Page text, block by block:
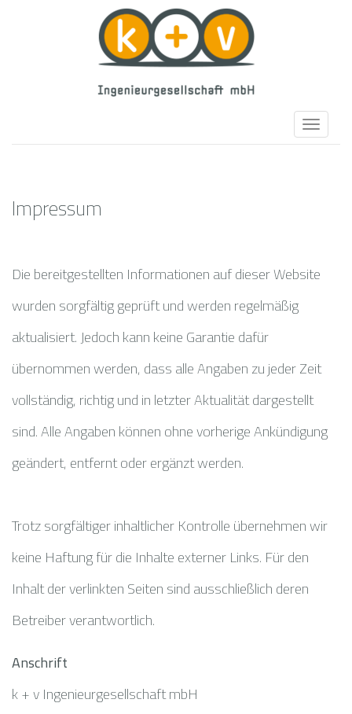
Toggle
Impressum
Die bereitgestellten Informationen auf dieser Website
wurden sorgfältig geprüft und werden regelmäßig
aktualisiert. Jedoch kann keine Garantie dafür
übernommen werden, dass alle Angaben zu jeder Zeit
vollständig, richtig und in letzter Aktualität dargestellt
sind. Alle Angaben können ohne vorherige Ankündigung
geändert, entfernt oder ergänzt werden.
Trotz sorgfältiger inhaltlicher Kontrolle übernehmen wir
keine Haftung für die Inhalte externer Links. Für den
Inhalt der verlinkten Seiten sind ausschließlich deren
Betreiber verantwortlich.
Anschrift
k + v Ingenieurgesellschaft mbH